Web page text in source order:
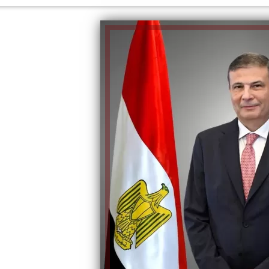
إلهام شرشر تكتب: دي مبقتش كورة..
الكاتبة إلهام شرشر تهنئ الرئيس
السيسي بعيد ميلاده وتُشيد بجهوده